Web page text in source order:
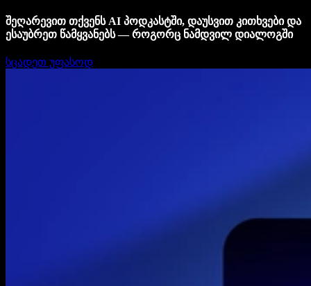
შეღარევით თქვენს AI პოდკასტში, დაუსვით კითხვები და
ესაუბრეთ წამყვანებს — როგორც ნამდვილ დიალოგში
სცადეთ უფასოდ